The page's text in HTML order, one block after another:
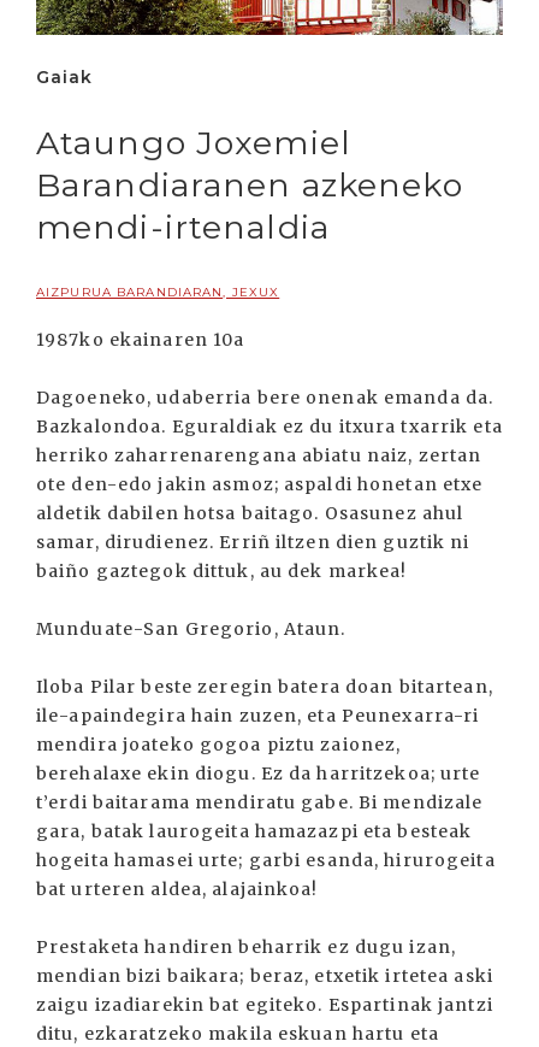
Gaiak
Ataungo Joxemiel
Barandiaranen azkeneko
mendi-irtenaldia
AIZPURUA BARANDIARAN, JEXUX
1987ko ekainaren 10a
Dagoeneko, udaberria bere onenak emanda da.
Bazkalondoa. Eguraldiak ez du itxura txarrik eta
herriko zaharrenarengana abiatu naiz, zertan
ote den-edo jakin asmoz; aspaldi honetan etxe
aldetik dabilen hotsa baitago. Osasunez ahul
samar, dirudienez. Erriñ iltzen dien guztik ni
baiño gaztegok dittuk, au dek markea!
Munduate-San Gregorio, Ataun.
Iloba Pilar beste zeregin batera doan bitartean,
ile-apaindegira hain zuzen, eta Peunexarra-ri
mendira joateko gogoa piztu zaionez,
berehalaxe ekin diogu. Ez da harritzekoa; urte
t’erdi baitarama mendiratu gabe. Bi mendizale
gara, batak laurogeita hamazazpi eta besteak
hogeita hamasei urte; garbi esanda, hirurogeita
bat urteren aldea, alajainkoa!
Prestaketa handiren beharrik ez dugu izan,
mendian bizi baikara; beraz, etxetik irtetea aski
zaigu izadiarekin bat egiteko. Espartinak jantzi
ditu, ezkaratzeko makila eskuan hartu eta